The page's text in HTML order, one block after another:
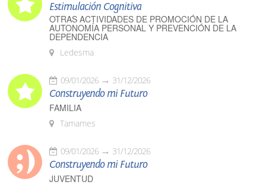
Estimulación Cognitiva
OTRAS ACTIVIDADES DE PROMOCIÓN DE LA
AUTONOMÍA PERSONAL Y PREVENCIÓN DE LA
DEPENDENCIA
Ledesma
09/01/2026 31/12/2026
Construyendo mi Futuro
FAMILIA
Tamames
09/01/2026 31/12/2026
Construyendo mi Futuro
JUVENTUD